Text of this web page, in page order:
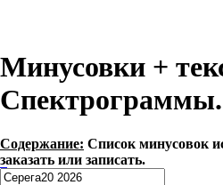
Минусовки +
Спектрограммы.
Содержание: Список минусовок
заказать или записать.